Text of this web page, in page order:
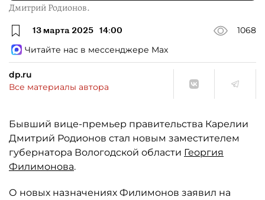
Дмитрий Родионов.
13 марта 2025 14:00
1068
Читайте нас в мессенджере Max
dp.ru
Все материалы автора
Бывший вице-премьер правительства Карелии
Дмитрий Родионов стал новым заместителем
губернатора Вологодской области Георгия
Филимонова.
О новых назначениях Филимонов заявил на